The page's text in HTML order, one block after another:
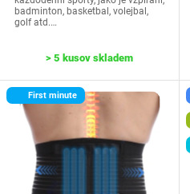
badminton, basketbal, volejbal,
golf atd.…
> 5 kusov skladem
First minute